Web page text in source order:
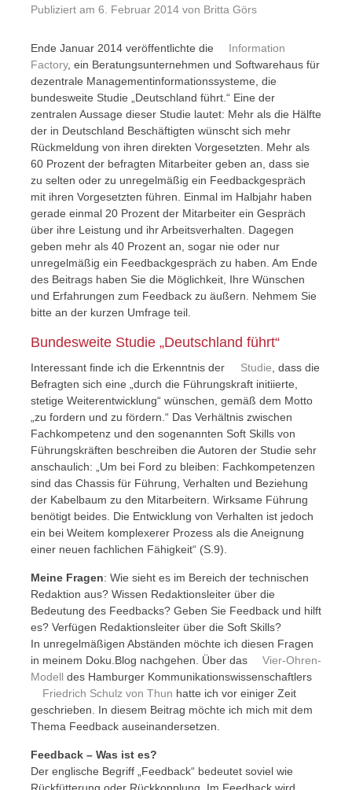
Publiziert am 6. Februar 2014von Britta Görs
Ende Januar 2014 veröffentlichte die
Information
Factory, ein Beratungsunternehmen und Softwarehaus für
dezentrale Managementinformationssysteme, die
bundesweite Studie „Deutschland führt.“ Eine der
zentralen Aussage dieser Studie lautet: Mehr als die Hälfte
der in Deutschland Beschäftigten wünscht sich mehr
Rückmeldung von ihren direkten Vorgesetzten. Mehr als
60 Prozent der befragten Mitarbeiter geben an, dass sie
zu selten oder zu unregelmäßig ein Feedbackgespräch
mit ihren Vorgesetzten führen. Einmal im Halbjahr haben
gerade einmal 20 Prozent der Mitarbeiter ein Gespräch
über ihre Leistung und ihr Arbeitsverhalten. Dagegen
geben mehr als 40 Prozent an, sogar nie oder nur
unregelmäßig ein Feedbackgespräch zu haben. Am Ende
des Beitrags haben Sie die Möglichkeit, Ihre Wünschen
und Erfahrungen zum Feedback zu äußern. Nehmem Sie
bitte an der kurzen Umfrage teil.
Bundesweite Studie „Deutschland führt“
Interessant finde ich die Erkenntnis der Studie , dass die
Befragten sich eine „durch die Führungskraft initiierte,
stetige Weiterentwicklung“ wünschen, gemäß dem Motto
„zu fordern und zu fördern.“ Das Verhältnis zwischen
Fachkompetenz und den sogenannten Soft Skills von
Führungskräften beschreiben die Autoren der Studie sehr
anschaulich: „Um bei Ford zu bleiben: Fachkompetenzen
sind das Chassis für Führung, Verhalten und Beziehung
der Kabelbaum zu den Mitarbeitern. Wirksame Führung
benötigt beides. Die Entwicklung von Verhalten ist jedoch
ein bei Weitem komplexerer Prozess als die Aneignung
einer neuen fachlichen Fähigkeit“ (S.9).
Meine Fragen: Wie sieht es im Bereich der technischen
Redaktion aus? Wissen Redaktionsleiter über die
Bedeutung des Feedbacks? Geben Sie Feedback und hilft
es? Verfügen Redaktionsleiter über die Soft Skills?
In unregelmäßigen Abständen möchte ich diesen Fragen
in meinem Doku.Blog nachgehen. Über das
Vier-Ohren-
Modell des Hamburger Kommunikationswissenschaftlers
Friedrich Schulz von Thun hatte ich vor einiger Zeit
geschrieben. In diesem Beitrag möchte ich mich mit dem
Thema Feedback auseinandersetzen.
Feedback – Was ist es?
Der englische Begriff „Feedback“ bedeutet soviel wie